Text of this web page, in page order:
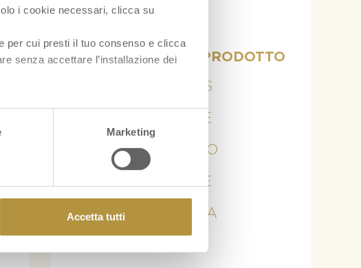
i cookie necessari, clicca su
per cui presti il tuo consenso e clicca
senza accettare l’installazione dei
Marketing
Accetta tutti
VISUALIZZA PER PRODOTTO
ANANAS
ARANCE
AVOCADO
BANANE
CURCUMA